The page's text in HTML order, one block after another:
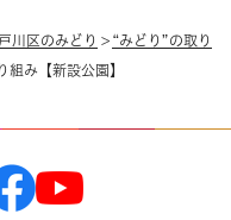
川区のみどり > “みどり”の取り
組み【新設公園】